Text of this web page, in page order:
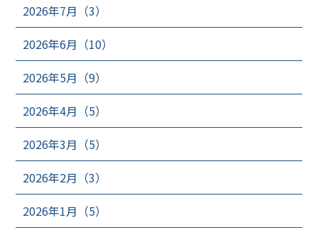
2026年7月（3）
2026年6月（10）
2026年5月（9）
2026年4月（5）
2026年3月（5）
2026年2月（3）
2026年1月（5）